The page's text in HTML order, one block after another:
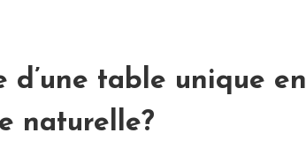
d’une table unique en
naturelle?